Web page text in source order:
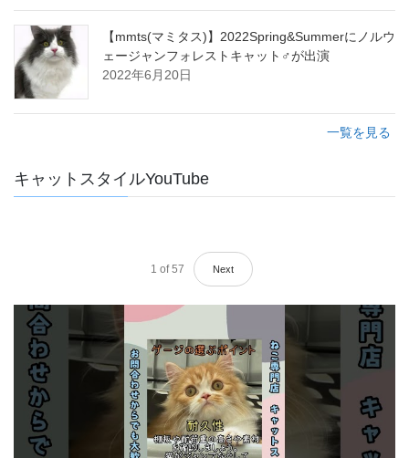
【mmts(マミタス)】2022Spring&Summerにノルウ
ェージャンフォレストキャット♂が出演
2022年6月20日
一覧を見る
キャットスタイルYouTube
1 of 57 Next